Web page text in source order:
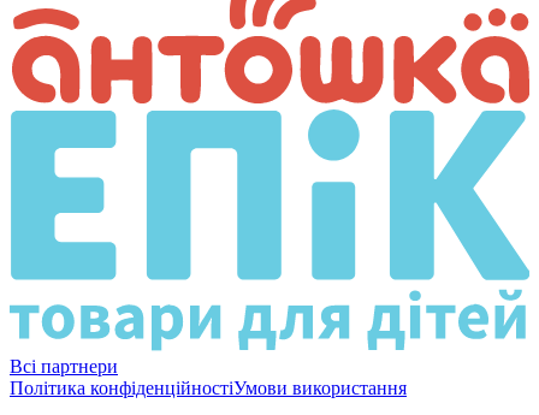
Всі партнери
Політика конфіденційностіУмови використання